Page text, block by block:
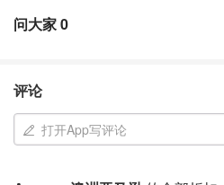
问大家0
评论
打开App写评论